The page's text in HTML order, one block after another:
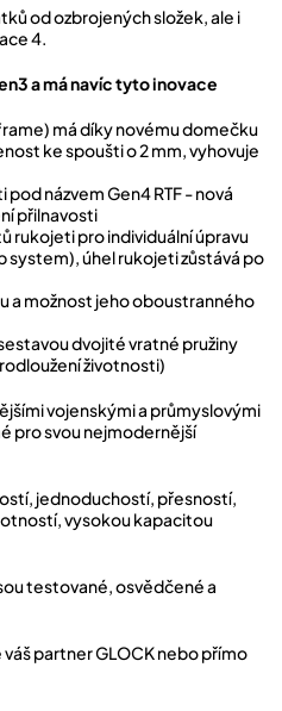
od ozbrojených složek, ale i
4.
a má navíc tyto inovace
má díky novému domečku
ke spoušti o 2 mm, vyhovuje
názvem Gen4 RTF - nová
přilnavosti
rukojeti pro individuální úpravu
system), úhel rukojeti zůstává po
a možnost jeho oboustranného
dvojité vratné pružiny
životnosti)
vojenskými a průmyslovými
pro svou nejmodernější
jednoduchostí, přesností,
vysokou kapacitou
testované, osvědčené a
partner GLOCK nebo přímo